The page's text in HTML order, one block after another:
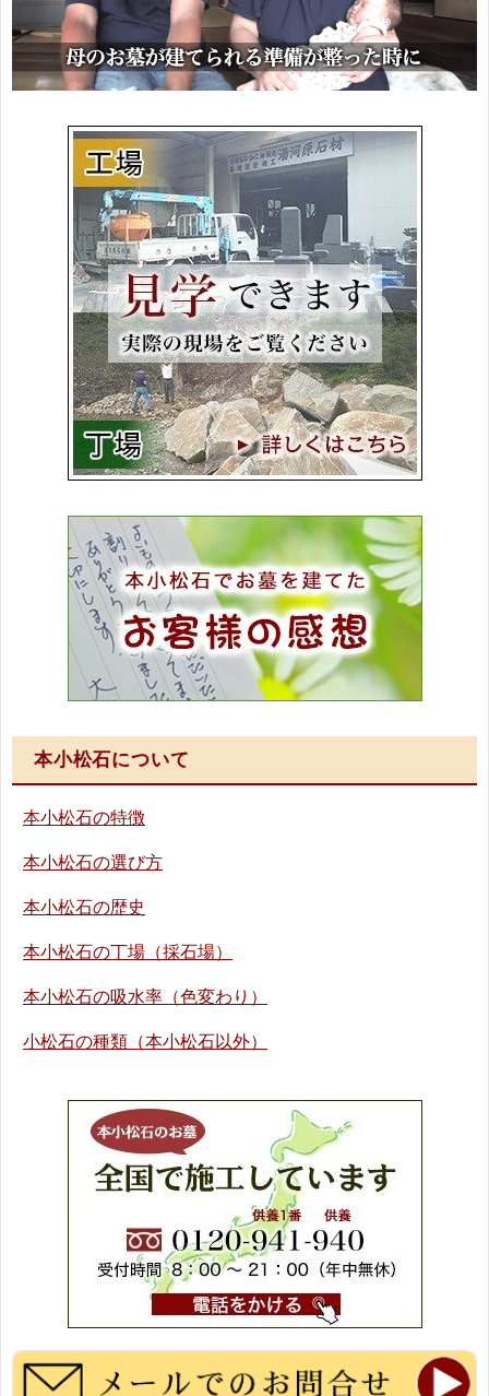
本小松石について
本小松石の特徴
本小松石の選び方
本小松石の歴史
本小松石の丁場（採石場）
本小松石の吸水率（色変わり）
小松石の種類（本小松石以外）